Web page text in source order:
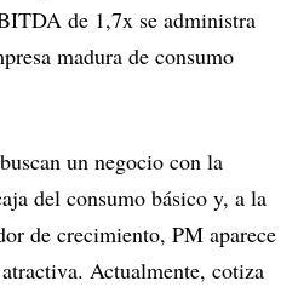
de 1,7x se administra
madura de consumo
un negocio con la
del consumo básico y, a la
de crecimiento, PM aparece
Actualmente, cotiza